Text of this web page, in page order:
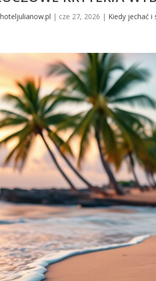
hoteljulianow.pl | cze 27, 2026 | Kiedy jechać